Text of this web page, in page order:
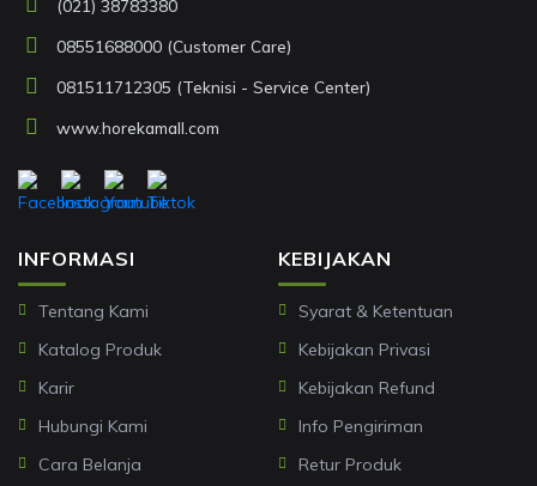
INFORMASI
Tentang Kami
Katalog Produk
Karir
Hubungi Kami
Cara Belanja
KEBIJAKAN
Syarat & Ketentuan
Kebijakan Privasi
Kebijakan Refund
Info Pengiriman
Retur Produk
(021) 38783380
08551688000 (Customer Care)
081511712305 (Teknisi - Service Center)
www.horekamall.com